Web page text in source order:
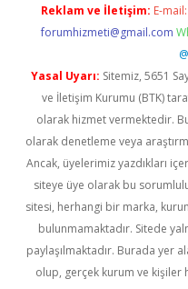
Reklam ve İletişim: E-mail:
forumhizmeti@gmail.com
Yasal Uyarı: Sitemiz, 5651
ve İletişim Kurumu (BTK)
olarak hizmet vermektedir.
olarak denetleme veya
Ancak, üyelerimiz yazdıkları
siteye üye olarak bu
sitesi, herhangi bir marka,
bulunmamaktadır. Sitede
paylaşılmaktadır. Burada yer
olup, gerçek kurum ve kişiler